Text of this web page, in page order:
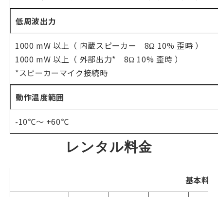
低周波出力
1000 mW 以上（ 内蔵スピーカー 8Ω 10% 歪時 ）
1000 mW 以上（ 外部出力* 8Ω 10% 歪時 ）
*スピーカーマイク接続時
動作温度範囲
-10℃～ +60℃
レンタル料金
基本料金